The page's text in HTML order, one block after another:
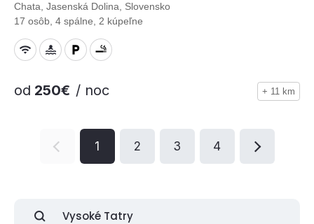
Chata, Jasenská Dolina, Slovensko
17 osôb, 4 spálne, 2 kúpeľne
od 250€ / noc + 11 km
1 2 3 4
Vysoké Tatry